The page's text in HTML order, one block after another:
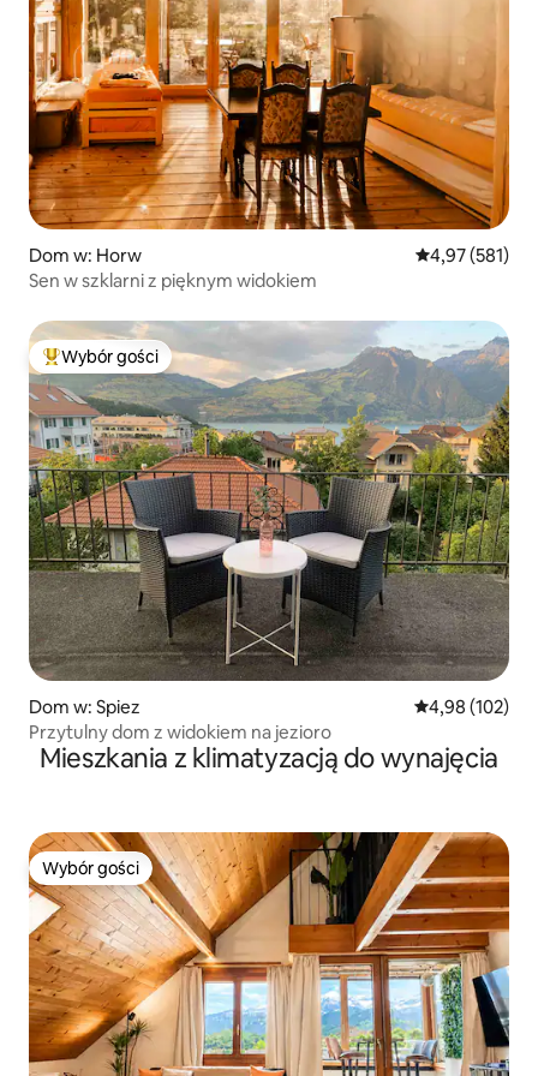
Dom w: Horw Średnia
4,97 (581)
Sen w szklarni z pięknym widokiem
Najpopularniejsze z kategorii Wybór gości
Wybór gości
Dom w: Spiez Średnia
4,98 (102)
Przytulny dom z widokiem na jezioro
Mieszkania z klimatyzacją do wynajęcia
Wybór gości
Wybór gości